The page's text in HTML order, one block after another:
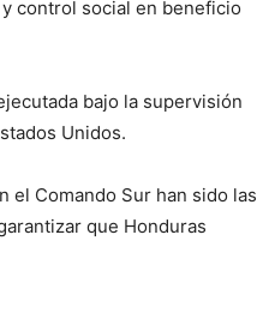
control social en beneficio
bajo la supervisión
Unidos.
el Comando Sur han sido las
que Honduras